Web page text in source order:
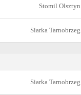
Stomil Olsztyn
Siarka Tarnobrzeg
Siarka Tarnobrzeg